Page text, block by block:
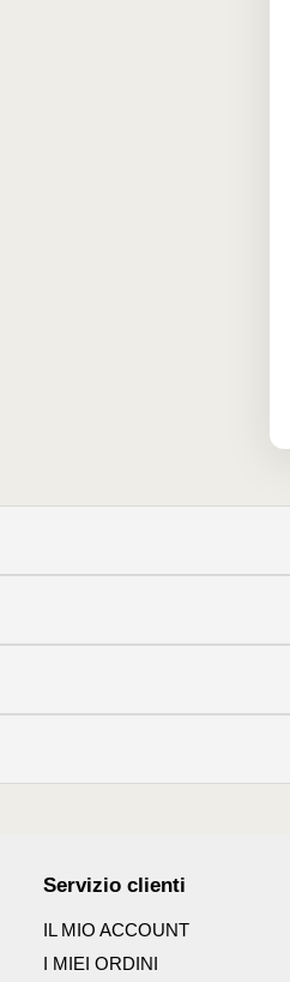
Servizio clienti
IL MIO ACCOUNT
I MIEI ORDINI